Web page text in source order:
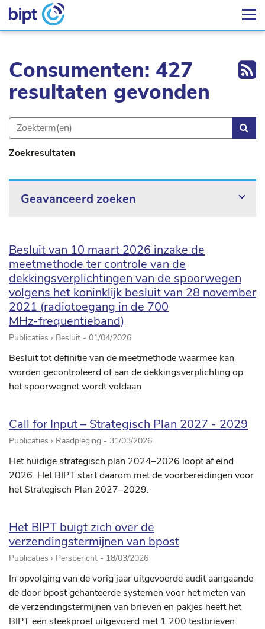
Consumenten: 427
resultaten gevonden
Zoekresultaten
Geavanceerd zoeken
Besluit van 10 maart 2026 inzake de
meetmethode ter controle van de
dekkingsverplichtingen van de spoorwegen
volgens het koninklijk besluit van 28 november
2021 (radiotoegang in de 700
MHz-frequentieband)
Publicaties › Besluit - 01/04/2026
Besluit tot definitie van de meetmethode waarmee kan
worden gecontroleerd of aan de dekkingsverplichting op
het spoorwegnet wordt voldaan
Call for Input – Strategisch Plan 2027 - 2029
Publicaties › Raadpleging - 31/03/2026
Het huidige strategisch plan 2024–2026 loopt af eind
2026. Het BIPT start daarom met de voorbereidingen voor
het Strategisch Plan 2027–2029.
Het BIPT buigt zich over de
verzendingstermijnen van bpost
Publicaties › Persbericht - 18/03/2026
In opvolging van de vorig jaar uitgevoerde audit aangaande
de door bpost gehanteerde systemen voor het meten van
de verzendingstermijnen van brieven en pakjes heeft het
BIPT een steekproef uitgevoerd met 1.200 testbrieven.